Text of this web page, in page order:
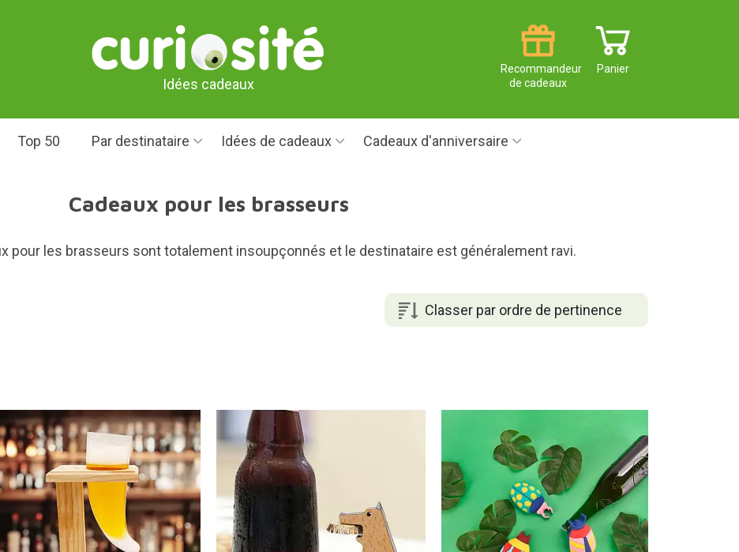
Idées cadeaux
Panier
Recommandeur
de cadeaux
Top 50 Par destinataire Idées de cadeaux Cadeaux d'anniversaire
Cadeaux pour les brasseurs
pour les brasseurs sont totalement insoupçonnés et le destinataire est généralement ravi.
Classer par ordre de pertinence